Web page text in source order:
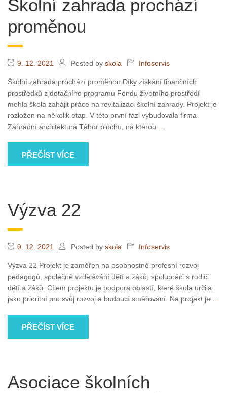
Školní zahrada prochází
proměnou
9. 12. 2021 Posted by skola Infoservis
Školní zahrada prochází proměnou Díky získání finančních
prostředků z dotačního programu Fondu životního prostředí
mohla škola zahájit práce na revitalizaci školní zahrady. Projekt je
rozložen na několik etap. V této první fázi vybudovala firma
Zahradní architektura Tábor plochu, na kterou …
PŘEČÍST VÍCE
Výzva 22
9. 12. 2021 Posted by skola Infoservis
Výzva 22 Projekt je zaměřen na osobnostně profesní rozvoj
pedagogů, společné vzdělávání dětí a žáků, spolupráci s rodiči
dětí a žáků. Cílem projektu je podpora oblastí, které škola určila
jako prioritní pro svůj rozvoj a budoucí směřování. Na projekt je …
PŘEČÍST VÍCE
Asociace školních